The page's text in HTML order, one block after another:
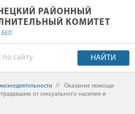
РАЙОННЫЙ
РАЙОННЫЙ
КОМИТЕТ
БЕЛ
НАЙТИ
//
Оказание помощи
от сексуального насилия и